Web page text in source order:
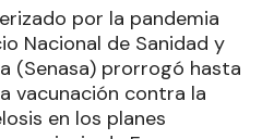
por la pandemia
Nacional de Sanidad y
(Senasa) prorrogó hasta
vacunación contra la
en los planes